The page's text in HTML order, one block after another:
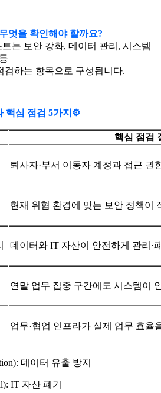
엇을 확인해야 할까요?
는 보안 강화, 데이터 관리, 시스템
검하는 항목으로 구성됩니다.
핵심 점검 5가지⚙️
핵심 점검
퇴사자·부서 이동자 계정과 접근 권
현재 위협 환경에 맞는 보안 정책이
데이터와 IT 자산이 안전하게 관리·
연말 업무 집중 구간에도 시스템이
업무·협업 인프라가 실제 업무 효율
데이터 유출 방지
IT 자산 폐기